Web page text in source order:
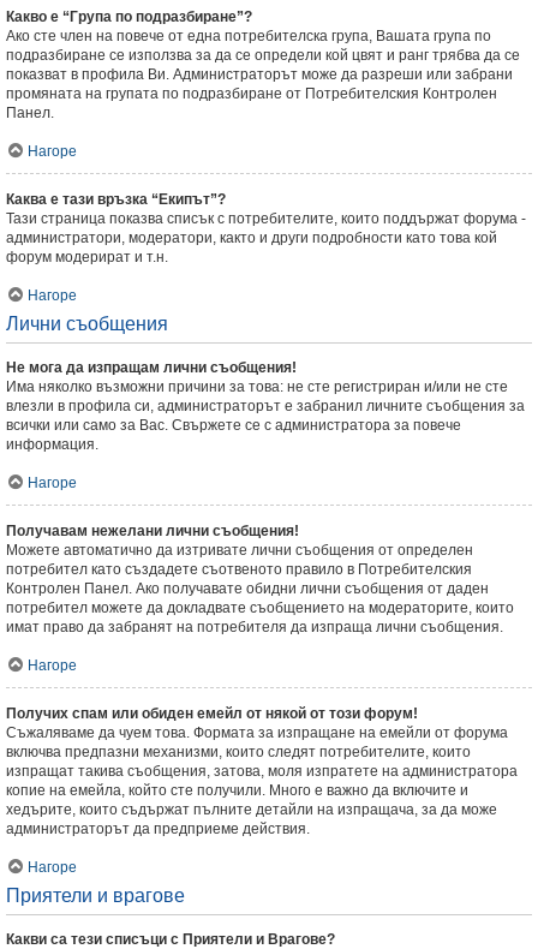
Какво е “Група по подразбиране”?
Ако сте член на повече от една потребителска група, Вашата група по
подразбиране се използва за да се определи кой цвят и ранг трябва да се
показват в профила Ви. Администраторът може да разреши или забрани
промяната на групата по подразбиране от Потребителския Контролен
Панел.
Нагоре
Каква е тази връзка “Екипът”?
Тази страница показва списък с потребителите, които поддържат форума -
администратори, модератори, както и други подробности като това кой
форум модерират и т.н.
Нагоре
Лични съобщения
Не мога да изпращам лични съобщения!
Има няколко възможни причини за това: не сте регистриран и/или не сте
влезли в профила си, администраторът е забранил личните съобщения за
всички или само за Вас. Свържете се с администратора за повече
информация.
Нагоре
Получавам нежелани лични съобщения!
Можете автоматично да изтривате лични съобщения от определен
потребител като създадете съотвеното правило в Потребителския
Контролен Панел. Ако получавате обидни лични съобщения от даден
потребител можете да докладвате съобщението на модераторите, които
имат право да забранят на потребителя да изпраща лични съобщения.
Нагоре
Получих спам или обиден емейл от някой от този форум!
Съжаляваме да чуем това. Формата за изпращане на емейли от форума
включва предпазни механизми, които следят потребителите, които
изпращат такива съобщения, затова, моля изпратете на администратора
копие на емейла, който сте получили. Много е важно да включите и
хедърите, които съдържат пълните детайли на изпращача, за да може
администраторът да предприеме действия.
Нагоре
Приятели и врагове
Какви са тези списъци с Приятели и Врагове?